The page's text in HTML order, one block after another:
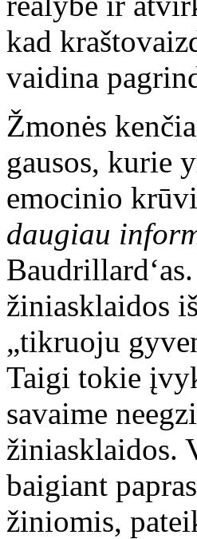
kad
vaidina
Žmonės
gausos, kurie
emocinio
daugiau
žiniasklaidos
„tikruoju
Taigi tokie
savaime
žiniasklaidos.
baigiant
žiniomis,